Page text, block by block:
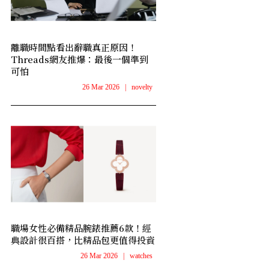
離職時間點看出辭職真正原因！
Threads網友推爆：最後一個準到
可怕
26 Mar 2026 novelty
職場女性必備精品腕錶推薦6款！經
典設計很百搭，比精品包更值得投資
26 Mar 2026 watches